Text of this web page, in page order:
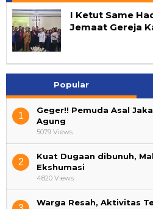
I Ketut Same
Jemaat Gereja
Popular
1
Geger!! Pemuda Asal
Agung
5079 Views
2
Kuat Dugaan dibunuh,
Ekshumasi
4820 Views
Warga Resah, Aktivitas